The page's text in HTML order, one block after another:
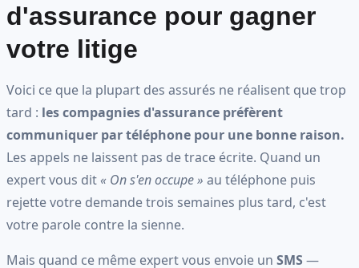
d'assurance pour gagner
votre litige
Voici ce que la plupart des assurés ne réalisent que trop
tard : les compagnies d'assurance préfèrent
communiquer par téléphone pour une bonne raison.
Les appels ne laissent pas de trace écrite. Quand un
expert vous dit« On s'en occupe » au téléphone puis
rejette votre demande trois semaines plus tard, c'est
votre parole contre la sienne.
Mais quand ce même expert vous envoie un SMS —